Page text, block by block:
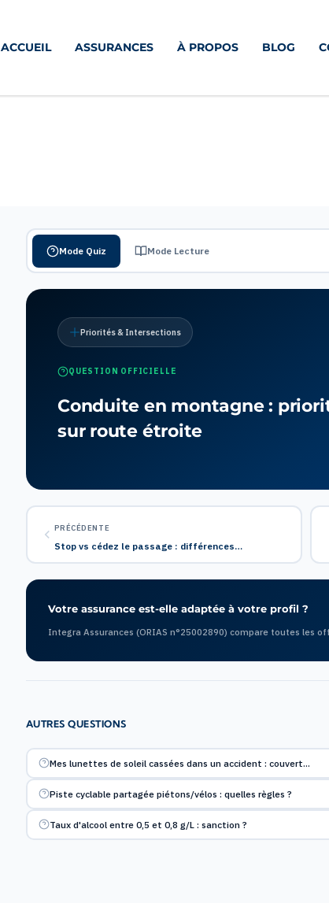
ACCUEIL ASSURANCES À PROPOS BLOG
Mode Quiz Mode Lecture
Priorités & Intersections
QUESTION OFFICIELLE
Conduite en montagne :
sur route étroite
PRÉCÉDENTE
Stop vs cédez le passage : différences…
Votre assurance est-elle adaptée à votre profil ?
Integra Assurances (ORIAS n°25002890) compare toutes les
AUTRES QUESTIONS
Mes lunettes de soleil cassées dans un accident : couvert…
Piste cyclable partagée piétons/vélos : quelles règles ?
Taux d'alcool entre 0,5 et 0,8 g/L : sanction ?